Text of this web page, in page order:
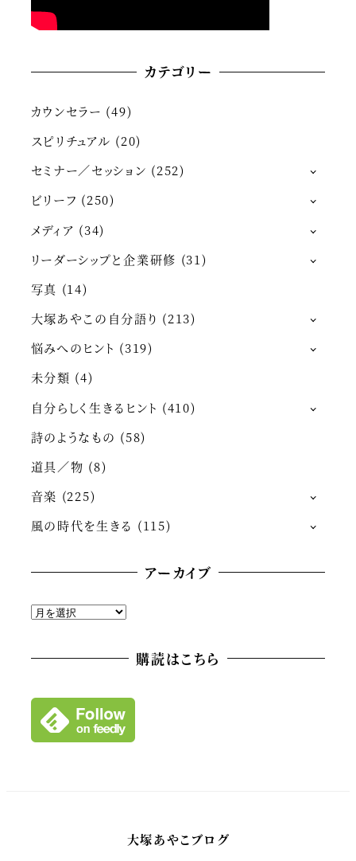
カテゴリー
カウンセラー (49)
スピリチュアル (20)
セミナー／セッション (252)
ビリーフ (250)
メディア (34)
リーダーシップと企業研修 (31)
写真 (14)
大塚あやこの自分語り (213)
悩みへのヒント (319)
未分類 (4)
自分らしく生きるヒント (410)
詩のようなもの (58)
道具／物 (8)
音楽 (225)
風の時代を生きる (115)
アーカイブ
ア
カ
ブ
購読はこちら
大塚あやこブログ